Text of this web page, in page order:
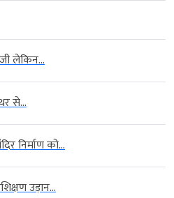
लेकिन...
से...
निर्माण को...
उड़ान...